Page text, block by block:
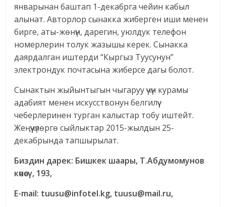
январынан баштап 1-декабрга чейин кабыл
алынат. Авторлор сынакка жиберген иши менен
бирге, аты-жөнүн, дарегин, уюлдук телефон
номерлерин толук жазышы керек. Сынакка
даярдалган иштерди “Кыргыз Туусунун”
электрондук почтасына жиберсе дагы болот.
Сынактын жыйынтыгын чыгаруу үчүн курамы
адабият менен искусствонун белгилүү
чеберлеринен турган калыстар тобу иштейт.
Жеңүүчүлөргө сыйлыктар 2015-жылдын 25-
декабрында тапшырылат.
Биздин дарек: Бишкек шаары, Т.Абдумомунов
көчөсү, 193,
E-mail: tuusu@infotel.kg, tuusu@mail.ru,